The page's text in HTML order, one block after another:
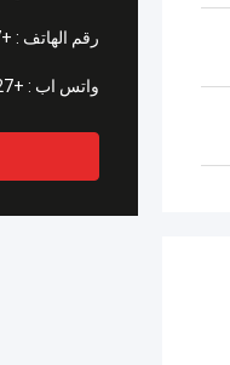
رقم الهاتف : +8619538480927
واتس اب : +8619538480927